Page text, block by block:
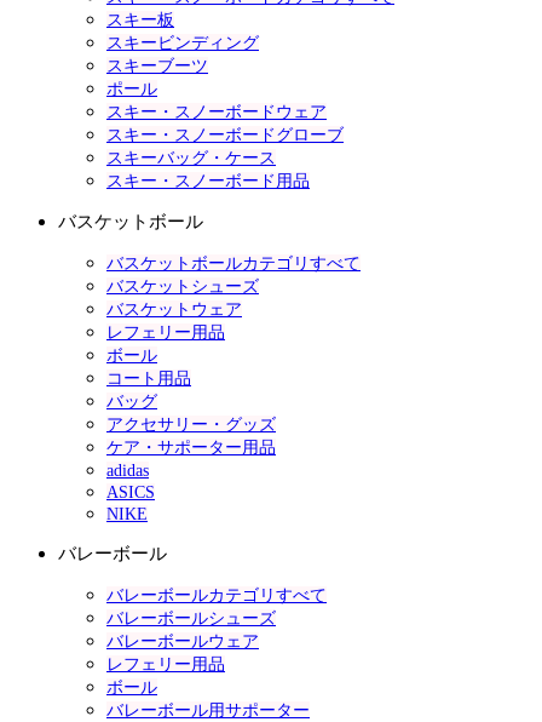
スキー板
スキービンディング
スキーブーツ
ポール
スキー・スノーボードウェア
スキー・スノーボードグローブ
スキーバッグ・ケース
スキー・スノーボード用品
バスケットボール
バスケットボールカテゴリすべて
バスケットシューズ
バスケットウェア
レフェリー用品
ボール
コート用品
バッグ
アクセサリー・グッズ
ケア・サポーター用品
adidas
ASICS
NIKE
バレーボール
バレーボールカテゴリすべて
バレーボールシューズ
バレーボールウェア
レフェリー用品
ボール
バレーボール用サポーター